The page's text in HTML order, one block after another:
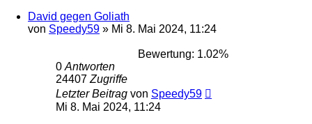
David gegen Goliath
von Speedy59 » Mi 8. Mai 2024, 11:24
Bewertung: 1.02%
0 Antworten
24407 Zugriffe
Letzter Beitrag von Speedy59
Mi 8. Mai 2024, 11:24